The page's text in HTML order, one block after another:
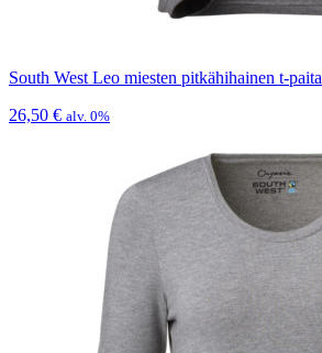
South West Leo miesten pitkähihainen t-paita
26,50 € alv. 0%